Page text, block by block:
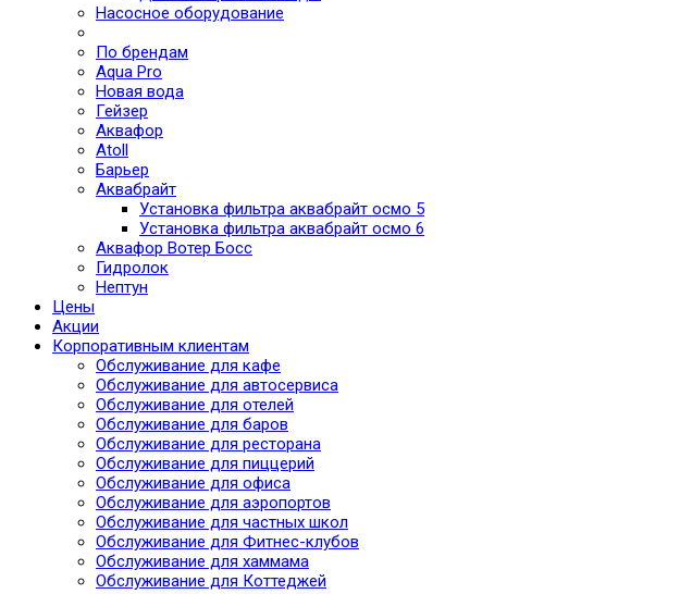
Насосное оборудование
По брендам
Aqua Pro
Новая вода
Гейзер
Аквафор
Atoll
Барьер
Аквабрайт
Установка фильтра аквабрайт осмо 5
Установка фильтра аквабрайт осмо 6
Аквафор Вотер Босс
Гидролок
Нептун
Цены
Акции
Корпоративным клиентам
Обслуживание для кафе
Обслуживание для автосервиса
Обслуживание для отелей
Обслуживание для баров
Обслуживание для ресторана
Обслуживание для пиццерий
Обслуживание для офиса
Обслуживание для аэропортов
Обслуживание для частных школ
Обслуживание для Фитнес-клубов
Обслуживание для хаммама
Обслуживание для Коттеджей